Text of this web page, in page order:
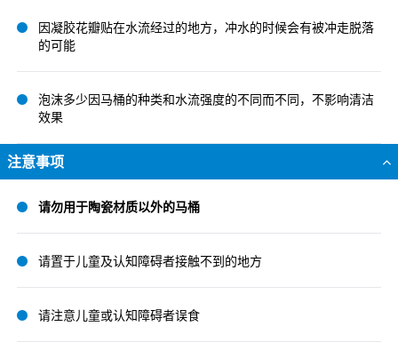
因凝胶花瓣贴在水流经过的地方，冲水的时候会有被冲走脱落
的可能
泡沫多少因马桶的种类和水流强度的不同而不同，不影响清洁
效果
注意事项
请勿用于陶瓷材质以外的马桶
请置于儿童及认知障碍者接触不到的地方
请注意儿童或认知障碍者误食